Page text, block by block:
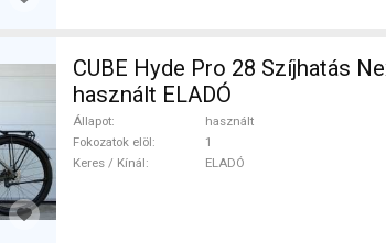
CUBE Hyde Pro 28 Szíjhatás
használt ELADÓ
Állapot
használt
Fokozatok elöl
1
Keres / Kínál
ELADÓ